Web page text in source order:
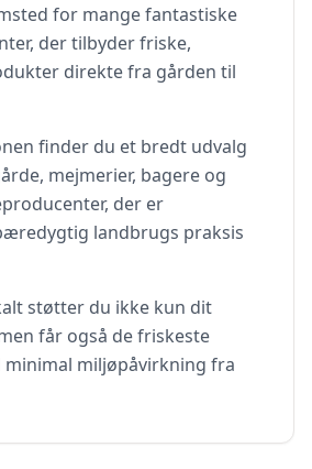
for mange fantastiske
der tilbyder friske,
direkte fra gården til
finder du et bredt udvalg
mejmerier, bagere og
der er
landbrugs praksis
støtter du ikke kun dit
får også de friskeste
miljøpåvirkning fra